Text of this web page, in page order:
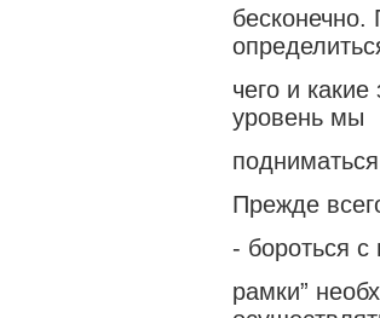
чего и
уровень мы
Прежде
- бороться с
рамки”